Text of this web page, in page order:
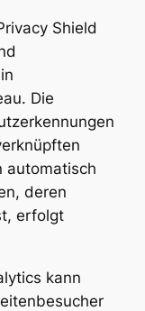
Shield
Die
automatisch
deren
erfolgt
kann